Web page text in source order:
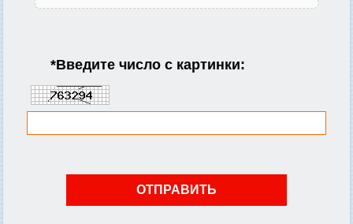
*Введите число с картинки: